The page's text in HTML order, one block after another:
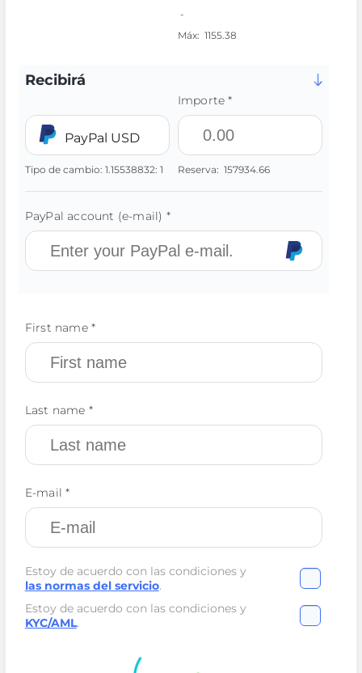
-
Máx: 1155.38
Recibirá
PayPal USD
Tipo de cambio: 1.15538832: 1
Importe *
Reserva: 157934.66
PayPal account (e-mail) *
First name *
Last name *
E-mail *
Estoy de acuerdo con las condiciones y
las normas del servicio.
Estoy de acuerdo con las condiciones y
KYC/AML.